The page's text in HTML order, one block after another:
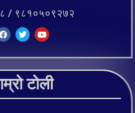
/ ९८१०५०९२७२
टोली